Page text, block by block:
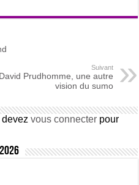
Suivant
David Prudhomme, une autre
vision du sumo
devezvous connecter pour